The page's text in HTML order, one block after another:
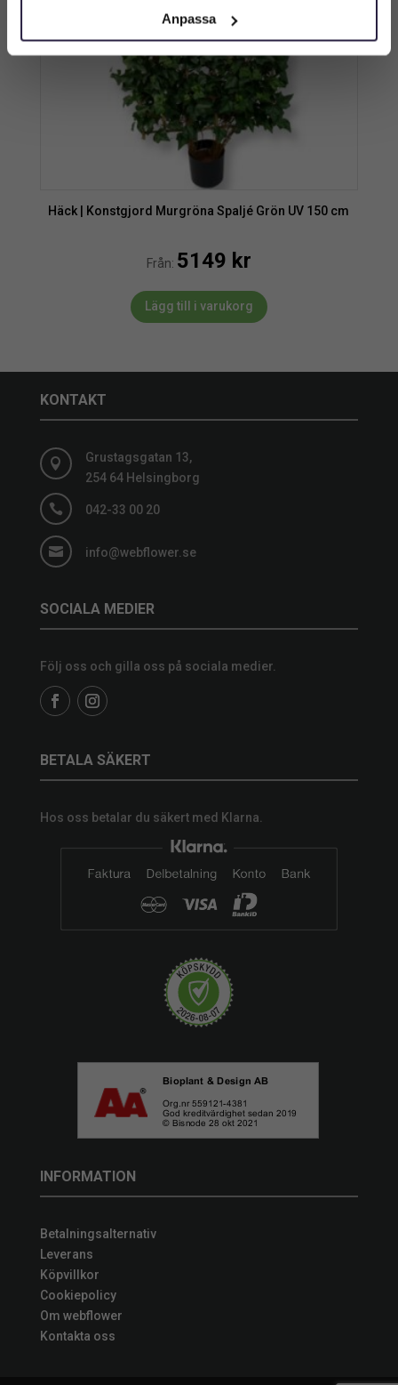
Anpassa
Häck | Konstgjord Murgröna Spaljé Grön UV 150 cm
Från: 5149 kr
Lägg till i varukorg
KONTAKT

Grustagsgatan 13,
254 64 Helsingborg
 042-33 00 20
 info@webflower.se
SOCIALA MEDIER
Följ oss och gilla oss på sociala medier.
BETALA SÄKERT
Hos oss betalar du säkert med Klarna.
INFORMATION
Betalningsalternativ
Leverans
Köpvillkor
Cookiepolicy
Om webflower
Kontakta oss